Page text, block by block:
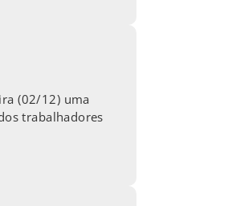
(02/12) uma
trabalhadores